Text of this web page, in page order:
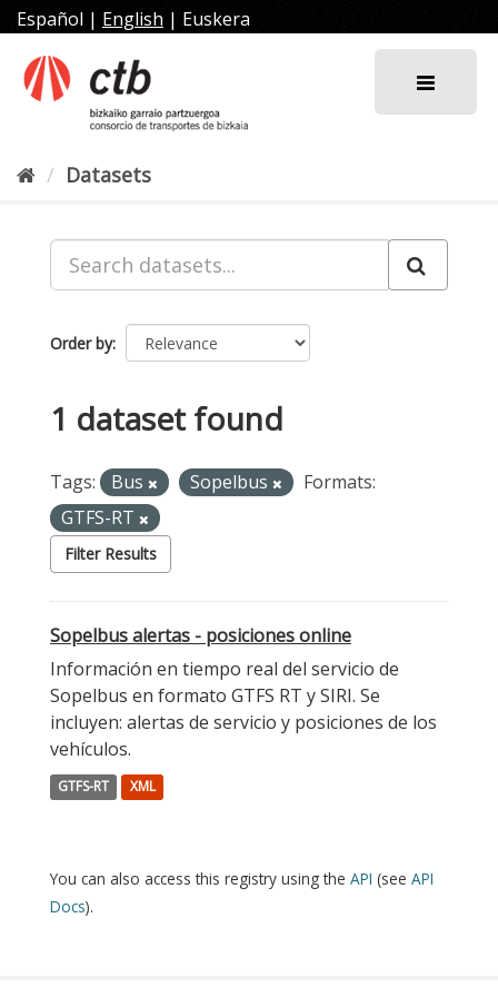
Skip
to
content
Español | English | Euskera
Datasets
Order by
1 dataset found
Tags: Bus Sopelbus
Formats:
GTFS-RT
Filter Results
Sopelbus alertas - posiciones online
Información en tiempo real del servicio de
Sopelbus en formato GTFS RT y SIRI. Se
incluyen: alertas de servicio y posiciones de los
vehículos.
GTFS-RT XML
You can also access this registry using the API (see API
Docs).